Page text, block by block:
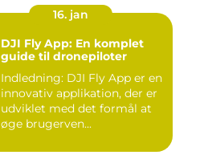
16. jan
DJI Fly App: En komplet
guide til dronepiloter
Indledning: DJI Fly App er en
innovativ applikation, der er
udviklet med det formål at
øge brugerven...